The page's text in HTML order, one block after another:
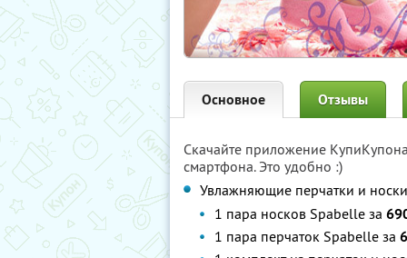
Основное Отзывы
Скачайте приложение
смартфона. Это удобно :)
Увлажняющие перчатки и
1 пара носков Spabelle за
1 пара перчаток Spabelle за